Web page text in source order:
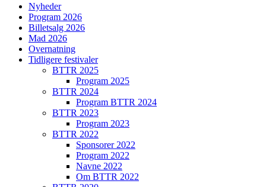
Nyheder
Program 2026
Billetsalg 2026
Mad 2026
Overnatning
Tidligere festivaler
BTTR 2025
Program 2025
BTTR 2024
Program BTTR 2024
BTTR 2023
Program 2023
BTTR 2022
Sponsorer 2022
Program 2022
Navne 2022
Om BTTR 2022